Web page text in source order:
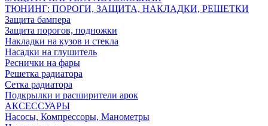
ТЮНИНГ: ПОРОГИ, ЗАЩИТА, НАКЛАДКИ, РЕШЕТКИ
Защита бампера
Защита порогов, подножки
Накладки на кузов и стекла
Насадки на глушитель
Реснички на фары
Решетка радиатора
Сетка радиатора
Подкрылки и расширители арок
АКСЕССУАРЫ
Насосы, Компрессоры, Манометры